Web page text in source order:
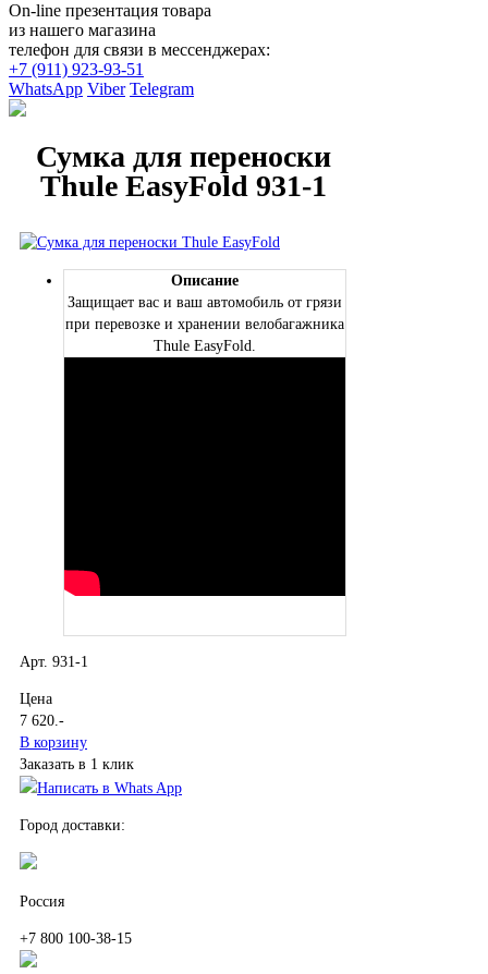
On-line презентация товара
из нашего магазина
телефон для связи в мессенджерах:
+7 (911) 923-93-51
WhatsApp Viber Telegram
Сумка для переноски
Thule EasyFold 931-1
Описание
Защищает вас и ваш автомобиль от грязи
при перевозке и хранении велобагажника
Thule EasyFold.
Арт. 931-1
Цена
7 620 .-
В корзину
Заказать в 1 клик
Написать в Whats App
Город доставки:
Россия
+7 800 100-38-15